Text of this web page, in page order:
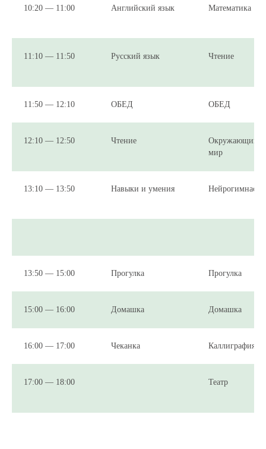
10:20 — 11:00 Английский язык Математика
11:10 — 11:50 Русский язык Чтение
11:50 — 12:10 ОБЕД ОБЕД
12:10 — 12:50 Чтение
Окружающий
мир
13:10 — 13:50 Навыки и умения
13:50 — 15:00 Прогулка Прогулка
15:00 — 16:00 Домашка Домашка
16:00 — 17:00 Чеканка Каллиграфия
17:00 — 18:00 Театр